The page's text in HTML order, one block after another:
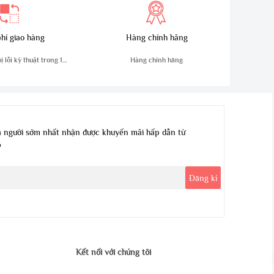
giao hàng
lỗi kỹ thuật trong 10
Hàng chính hãng
Hàng chính hãng
người sớm nhất nhận được khuyến mãi hấp dẫn từ
Kết nối với chúng tôi